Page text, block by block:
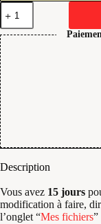
quantité
de
Imprimez
votre
PDF
Description
Vous avez 15 jours
modification à faire,
l’onglet “Mes fichiers”